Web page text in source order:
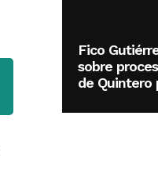
Fico
sobre
de Quintero